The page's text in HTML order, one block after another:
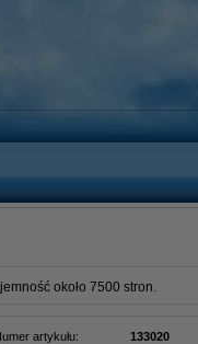
około 7500 stron.
artykułu:
133020